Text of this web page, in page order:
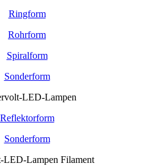
Ringform
Rohrform
Spiralform
Sonderform
LED-Lampen
Reflektorform
Sonderform
LED-Lampen Filament